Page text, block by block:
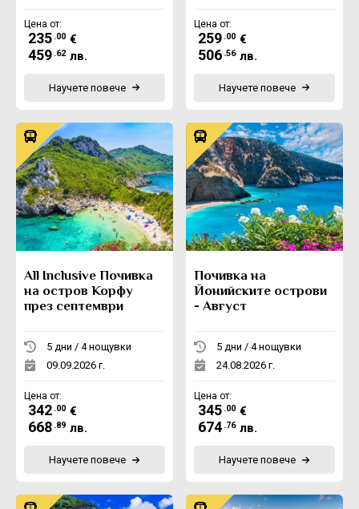
Цена от:
235 .00 €
459 .62 лв.
Научете повече
Цена от:
259 .00 €
506 .56 лв.
Научете повече
All Inclusive Почивка
на остров Корфу
през септември
5 дни / 4 нощувки
09.09.2026 г.
Цена от:
342 .00 €
668 .89 лв.
Научете повече
Почивка на
Йонийските острови
- Август
5 дни / 4 нощувки
24.08.2026 г.
Цена от:
345 .00 €
674 .76 лв.
Научете повече